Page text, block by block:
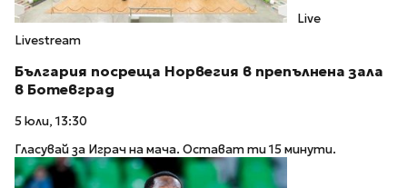
Live
Livestream
България посреща Норвегия в препълнена зала
в Ботевград
5 юли, 13:30
Гласувай за Играч на мача. Остават ти 15 минути.